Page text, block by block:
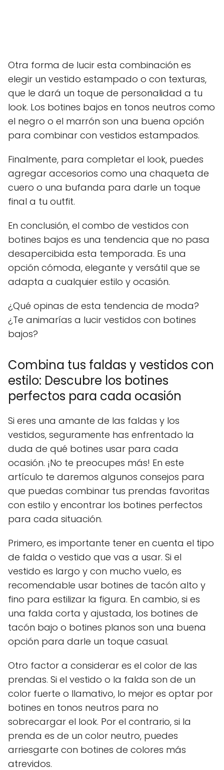
Otra forma de lucir esta combinación es
elegir un vestido estampado o con texturas,
que le dará un toque de personalidad a tu
look. Los botines bajos en tonos neutros como
el negro o el marrón son una buena opción
para combinar con vestidos estampados.
Finalmente, para completar el look, puedes
agregar accesorios como una chaqueta de
cuero o una bufanda para darle un toque
final a tu outfit.
En conclusión, el combo de vestidos con
botines bajos es una tendencia que no pasa
desapercibida esta temporada. Es una
opción cómoda, elegante y versátil que se
adapta a cualquier estilo y ocasión.
¿Qué opinas de esta tendencia de moda?
¿Te animarías a lucir vestidos con botines
bajos?
Combina tus faldas y vestidos con
estilo: Descubre los botines
perfectos para cada ocasión
Si eres una amante de las faldas y los
vestidos, seguramente has enfrentado la
duda de qué botines usar para cada
ocasión. ¡No te preocupes más! En este
artículo te daremos algunos consejos para
que puedas combinar tus prendas favoritas
con estilo y encontrar los botines perfectos
para cada situación.
Primero, es importante tener en cuenta el tipo
de falda o vestido que vas a usar. Si el
vestido es largo y con mucho vuelo, es
recomendable usar botines de tacón alto y
fino para estilizar la figura. En cambio, si es
una falda corta y ajustada, los botines de
tacón bajo o botines planos son una buena
opción para darle un toque casual.
Otro factor a considerar es el color de las
prendas. Si el vestido o la falda son de un
color fuerte o llamativo, lo mejor es optar por
botines en tonos neutros para no
sobrecargar el look. Por el contrario, si la
prenda es de un color neutro, puedes
arriesgarte con botines de colores más
atrevidos.